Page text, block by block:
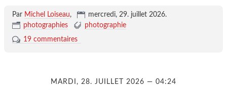
Par Michel Loiseau, mercredi, 29. juillet 2026.
photographies
photographie
19 commentaires
MARDI, 28. JUILLET 2026 — 04:24